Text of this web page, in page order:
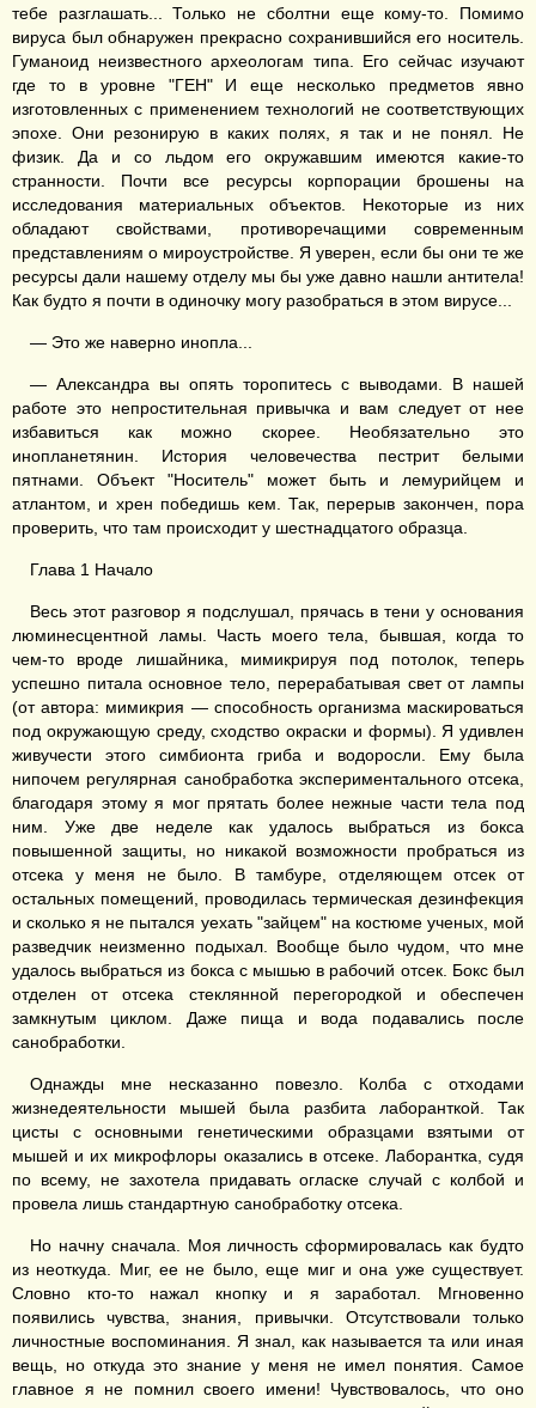
тебе разглашать... Только не сболтни еще кому-то. Помимо
вируса был обнаружен прекрасно сохранившийся его носитель.
Гуманоид неизвестного археологам типа. Его сейчас изучают
где то в уровне "ГЕН" И еще несколько предметов явно
изготовленных с применением технологий не соответствующих
эпохе. Они резонирую в каких полях, я так и не понял. Не
физик. Да и со льдом его окружавшим имеются какие-то
странности. Почти все ресурсы корпорации брошены на
исследования материальных объектов. Некоторые из них
обладают свойствами, противоречащими современным
представлениям о мироустройстве. Я уверен, если бы они те же
ресурсы дали нашему отделу мы бы уже давно нашли антитела!
Как будто я почти в одиночку могу разобраться в этом вирусе...
— Это же наверно инопла...
— Александра вы опять торопитесь с выводами. В нашей
работе это непростительная привычка и вам следует от нее
избавиться как можно скорее. Необязательно это
инопланетянин. История человечества пестрит белыми
пятнами. Объект "Носитель" может быть и лемурийцем и
атлантом, и хрен победишь кем. Так, перерыв закончен, пора
проверить, что там происходит у шестнадцатого образца.
Глава 1 Начало
Весь этот разговор я подслушал, прячась в тени у основания
люминесцентной ламы. Часть моего тела, бывшая, когда то
чем-то вроде лишайника, мимикрируя под потолок, теперь
успешно питала основное тело, перерабатывая свет от лампы
(от автора: мимикрия — способность организма маскироваться
под окружающую среду, сходство окраски и формы). Я удивлен
живучести этого симбионта гриба и водоросли. Ему была
нипочем регулярная санобработка экспериментального отсека,
благодаря этому я мог прятать более нежные части тела под
ним. Уже две неделе как удалось выбраться из бокса
повышенной защиты, но никакой возможности пробраться из
отсека у меня не было. В тамбуре, отделяющем отсек от
остальных помещений, проводилась термическая дезинфекция
и сколько я не пытался уехать "зайцем" на костюме ученых, мой
разведчик неизменно подыхал. Вообще было чудом, что мне
удалось выбраться из бокса с мышью в рабочий отсек. Бокс был
отделен от отсека стеклянной перегородкой и обеспечен
замкнутым циклом. Даже пища и вода подавались после
санобработки.
Однажды мне несказанно повезло. Колба с отходами
жизнедеятельности мышей была разбита лаборанткой. Так
цисты с основными генетическими образцами взятыми от
мышей и их микрофлоры оказались в отсеке. Лаборантка, судя
по всему, не захотела придавать огласке случай с колбой и
провела лишь стандартную санобработку отсека.
Но начну сначала. Моя личность сформировалась как будто
из неоткуда. Миг, ее не было, еще миг и она уже существует.
Словно кто-то нажал кнопку и я заработал. Мгновенно
появились чувства, знания, привычки. Отсутствовали только
личностные воспоминания. Я знал, как называется та или иная
вещь, но откуда это знание у меня не имел понятия. Самое
главное я не помнил своего имени! Чувствовалось, что оно